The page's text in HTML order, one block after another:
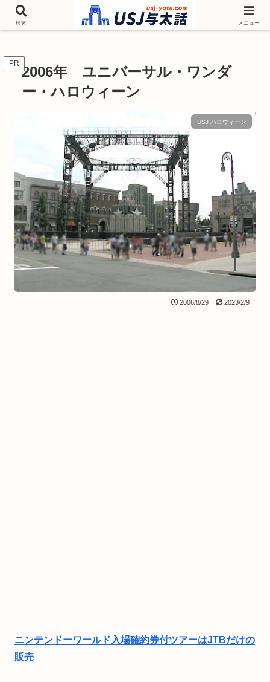
チケットやシーズンイベント ニンテンドーワールド アトラクションなどユニ
バを歩いて情報収集しています
PR 2006年 ユニバーサル・ワンダ
ー・ハロウィーン
USJ ハロウィーン
2006/8/29 2023/2/9
ニンテンドーワールド入場確約券付ツアーはJTBだけの
販売
検索 メニュー